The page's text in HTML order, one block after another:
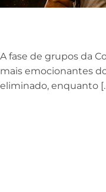
A fase de grupos da
mais emocionantes
eliminado, enquanto